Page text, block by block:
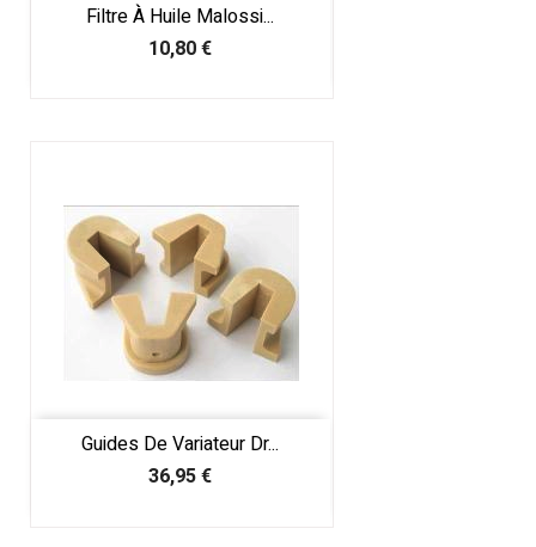
Filtre À Huile Malossi...
Prix
10,80 €
Guides De Variateur Dr...
Prix
36,95 €